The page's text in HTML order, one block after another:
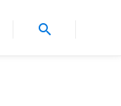
search